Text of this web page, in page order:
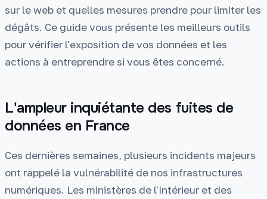
sur le web et quelles mesures prendre pour limiter les
dégâts. Ce guide vous présente les meilleurs outils
pour vérifier l'exposition de vos données et les
actions à entreprendre si vous êtes concerné.
L'ampleur inquiétante des fuites de
données en France
Ces dernières semaines, plusieurs incidents majeurs
ont rappelé la vulnérabilité de nos infrastructures
numériques. Les ministères de l'Intérieur et des